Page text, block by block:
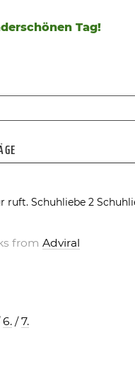
Tag!
ruft. Schuhliebe 2
from Adviral
6. /7.